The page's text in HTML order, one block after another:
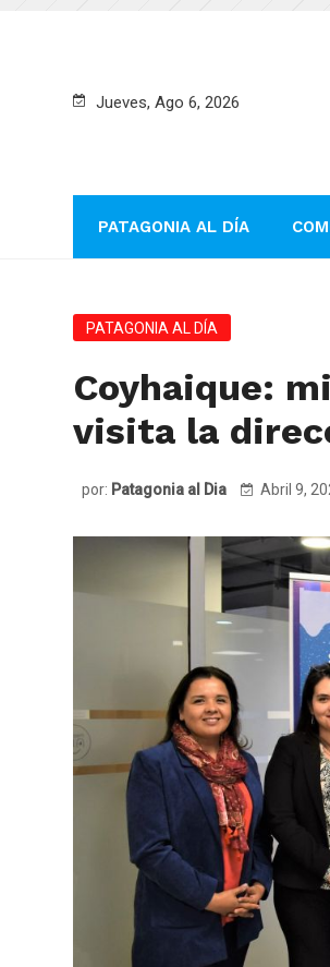
Jueves, Ago 6, 2026
PATAGONIA AL DÍA
PATAGONIA AL DÍA
Coyhaique:
visita la
por: Patagonia al Dia Abril 9,